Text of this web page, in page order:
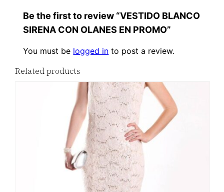
Be the first to review “VESTIDO BLANCO
SIRENA CON OLANES EN PROMO”
You must be logged in to post a review.
Related products